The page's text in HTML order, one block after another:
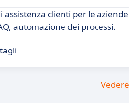
assistenza clienti per le
automazione dei processi.